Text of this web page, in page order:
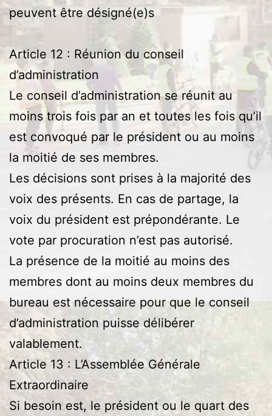
peuvent être désigné(e)s
Article 12 : Réunion du conseil
d’administration
Le conseil d’administration se réunit au
moins trois fois par an et toutes les fois qu’il
est convoqué par le président ou au moins
la moitié de ses membres.
Les décisions sont prises à la majorité des
voix des présents. En cas de partage, la
voix du président est prépondérante. Le
vote par procuration n’est pas autorisé.
La présence de la moitié au moins des
membres dont au moins deux membres du
bureau est nécessaire pour que le conseil
d’administration puisse délibérer
valablement.
Article 13 : L’Assemblée Générale
Extraordinaire
Si besoin est, le président ou le quart des